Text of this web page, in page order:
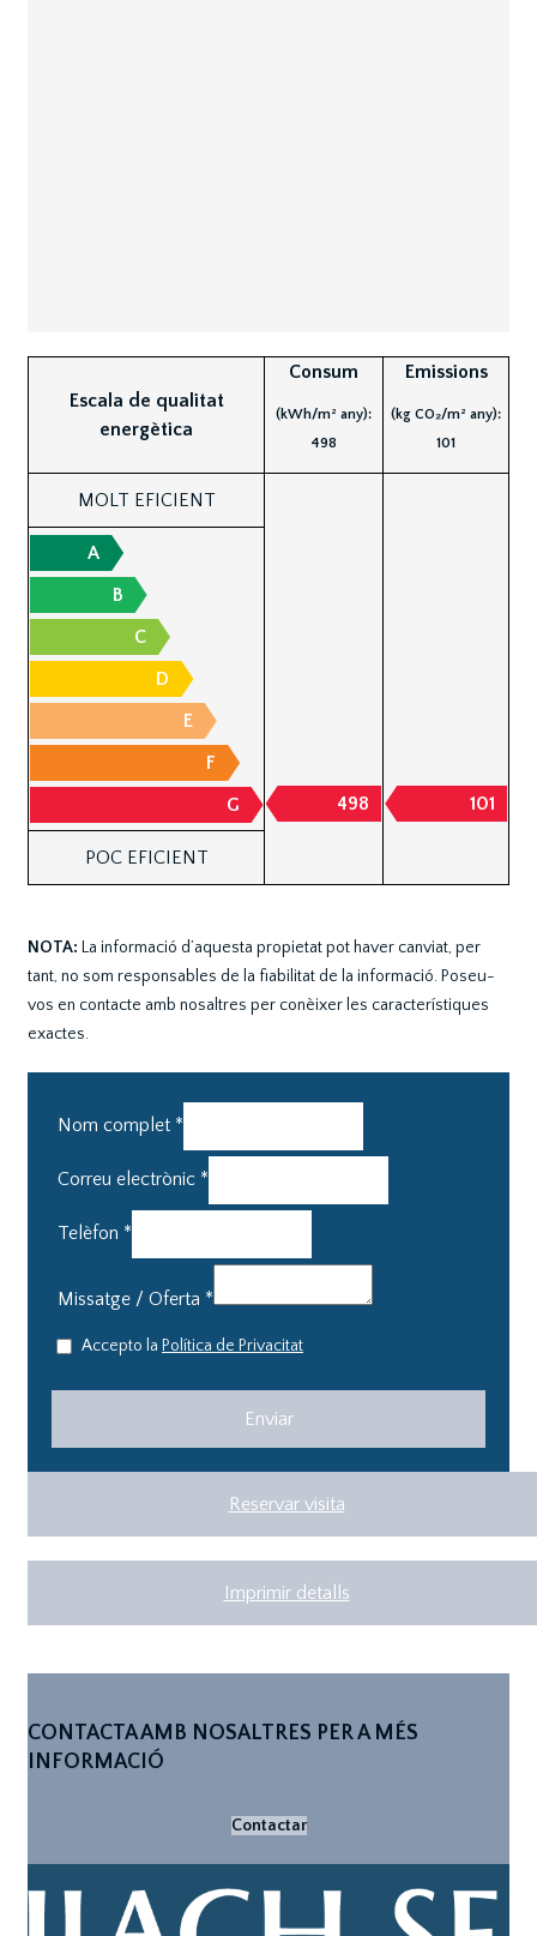
Escala de qualitat
energètica
Consum
(kWh/m² any):
498
Emissions
(kg CO₂/m² any):
101
MOLT EFICIENT
A
B
C
D
E
F
G
498 101
POC EFICIENT
NOTA: La informació d’aquesta propietat pot haver canviat, per
tant, no som responsables de la fiabilitat de la informació. Poseu-
vos en contacte amb nosaltres per conèixer les característiques
exactes.
Nom complet *
Correu electrònic *
Telèfon *
Missatge / Oferta *
Accepto la Política de Privacitat
Reservar visita
Imprimir detalls
CONTACTA AMB NOSALTRES PER A MÉS
INFORMACIÓ
Contactar